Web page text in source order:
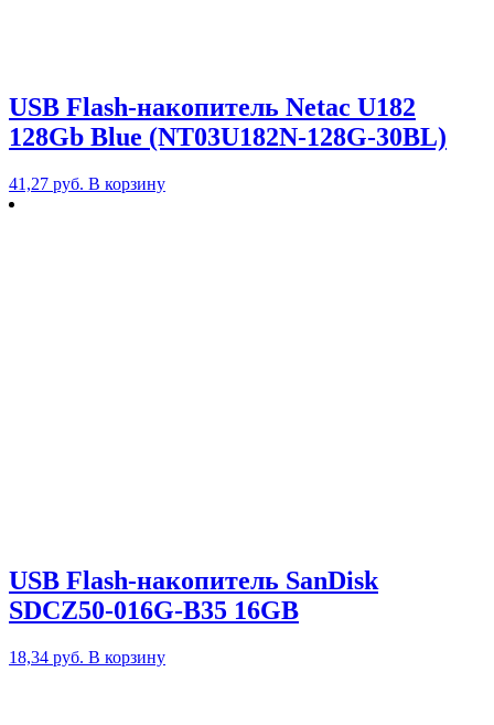
USB Flash-накопитель Netac U182
128Gb Blue (NT03U182N-128G-30BL)
41,27 руб. В корзину
USB Flash-накопитель SanDisk
SDCZ50-016G-B35 16GB
18,34 руб. В корзину